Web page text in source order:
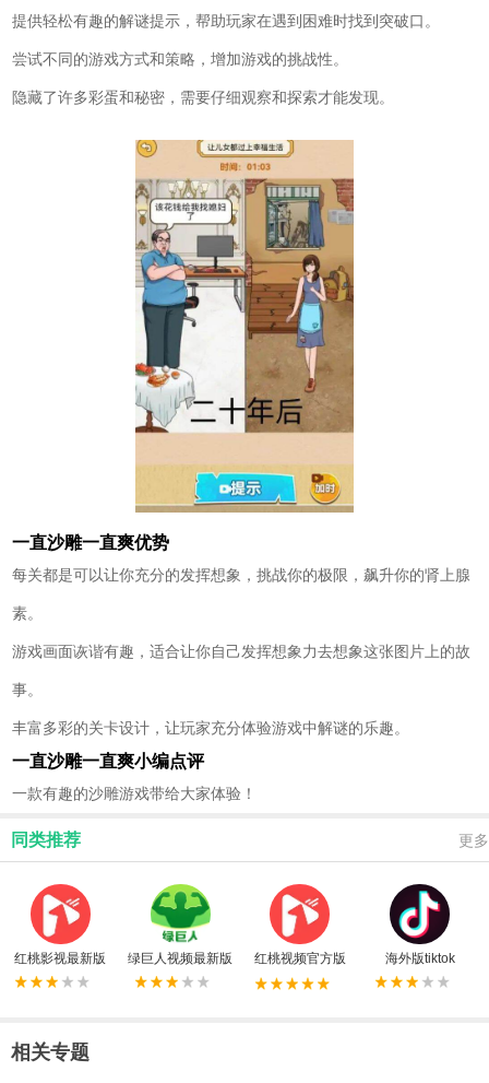
提供轻松有趣的解谜提示，帮助玩家在遇到困难时找到突破口。
尝试不同的游戏方式和策略，增加游戏的挑战性。
隐藏了许多彩蛋和秘密，需要仔细观察和探索才能发现。
一直沙雕一直爽优势
每关都是可以让你充分的发挥想象，挑战你的极限，飙升你的肾上腺
素。
游戏画面诙谐有趣，适合让你自己发挥想象力去想象这张图片上的故
事。
丰富多彩的关卡设计，让玩家充分体验游戏中解谜的乐趣。
一直沙雕一直爽小编点评
一款有趣的沙雕游戏带给大家体验！
同类推荐 更多
红桃影视最新版 绿巨人视频最新版 红桃视频官方版 海外版tiktok
相关专题